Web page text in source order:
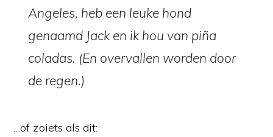
Angeles, heb een leuke hond
genaamd Jack en ik hou van piña
coladas. (En overvallen worden door
de regen.)
…of zoiets als dit: